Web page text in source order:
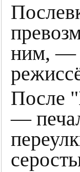
ним, —
После
—